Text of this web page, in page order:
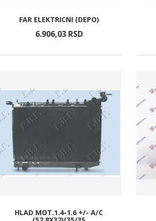
FAR ELEKTRICNI (DEPO)
6.906,03 RSD
HLAD MOT.1.4-1.6 +/- A/C